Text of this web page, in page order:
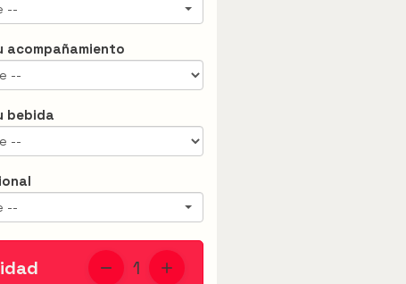
--
acompañamiento
bebida
--
1